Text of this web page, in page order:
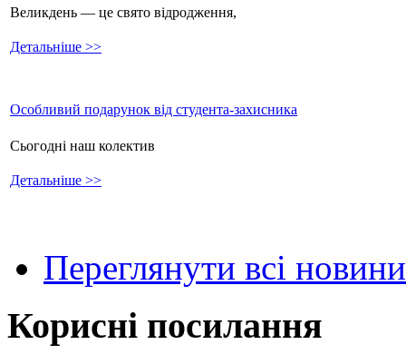
Великдень — це свято відродження,
Детальніше >>
Особливий подарунок від студента-захисника
Сьогодні наш колектив
Детальніше >>
Переглянути всі новини
Корисні посилання